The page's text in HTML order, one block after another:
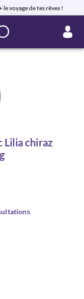
voyage de tes rêves !
Lilia chiraz